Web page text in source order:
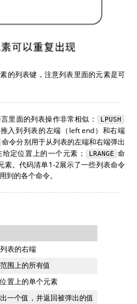
的列表键，注意列表里面的元素是可
里面的列表操作非常相似： LPUSH
入到列表的左端（left end）和右端
命令分别用于从列表的左端和右端弹出
定位置上的一个元素； LRANGE 命
素。代码清单1-2展示了一些列表命令
到的各个命令。
表的右端
围上的所有值
置上的单个元素
一个值，并返回被弹出的值